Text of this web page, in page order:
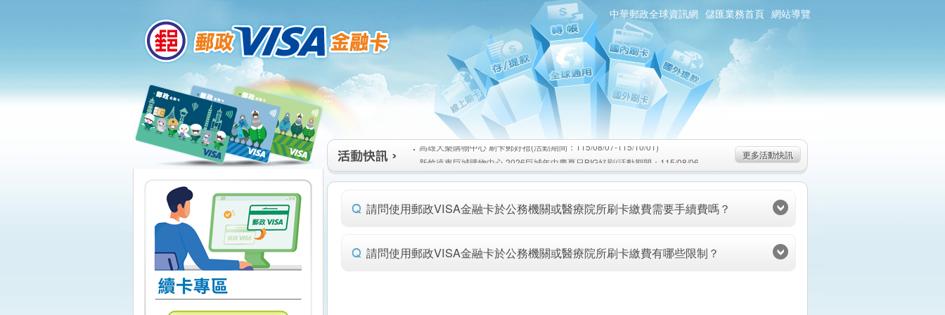
中華郵政全球資訊網 儲匯業務首頁 網站導覽
:::
高雄大樂購物中心 刷卡郵好禮(活動期間：115/08/07-115/10/01)
新竹遠東巨城購物中心 2026巨城年中慶夏日BIG好刷(活動期間：115/08/06-
115/08/26)
臺北三創生活 有點東西第2波 刷卡郵好禮(活動期間：115/08/06-115/09/02)
高雄大樂購物中心 刷卡郵好禮(活動期間：115/08/07-115/10/01)
新竹遠東巨城購物中心 2026巨城年中慶夏日BIG好刷(活動期間：115/08/06-
115/08/26)
更多活動快訊
請問使用郵政VISA金融卡於公務機關或醫療院所刷卡繳費需要手續費嗎？
請問使用郵政VISA金融卡於公務機關或醫療院所刷卡繳費有哪些限制？